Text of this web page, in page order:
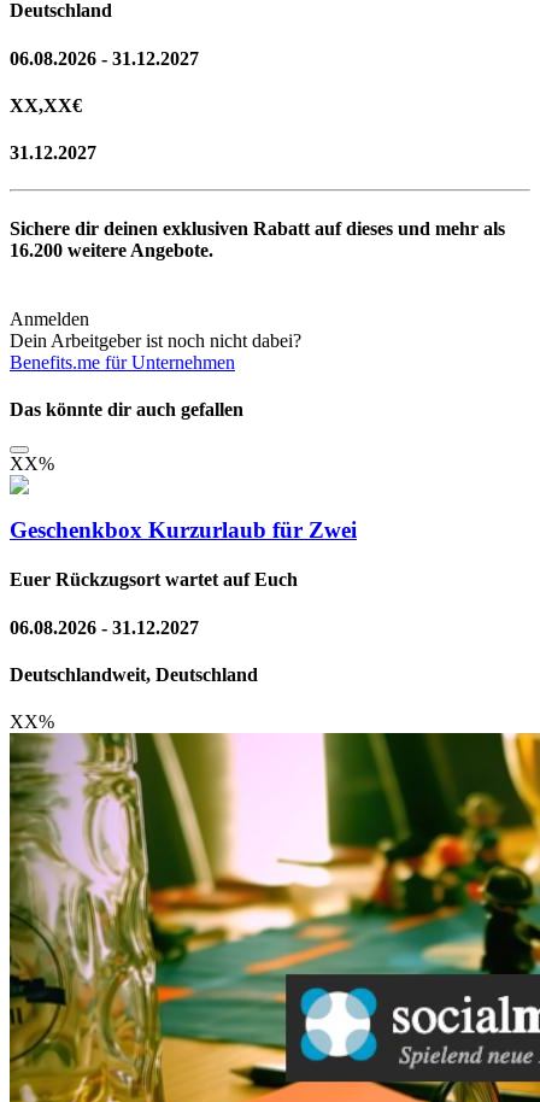
Deutschland
06.08.2026 - 31.12.2027
XX,XX€
31.12.2027
Sichere dir deinen exklusiven Rabatt auf dieses und mehr als
16.200 weitere Angebote.
Anmelden
Dein Arbeitgeber ist noch nicht dabei?
Benefits.me für Unternehmen
Das könnte dir auch gefallen
XX%
Geschenkbox Kurzurlaub für Zwei
Euer Rückzugsort wartet auf Euch
06.08.2026 - 31.12.2027
Deutschlandweit, Deutschland
XX%